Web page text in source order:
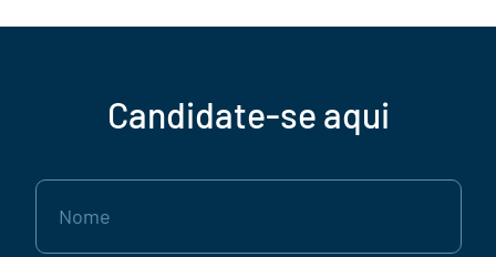
Candidate-se aqui
Nome